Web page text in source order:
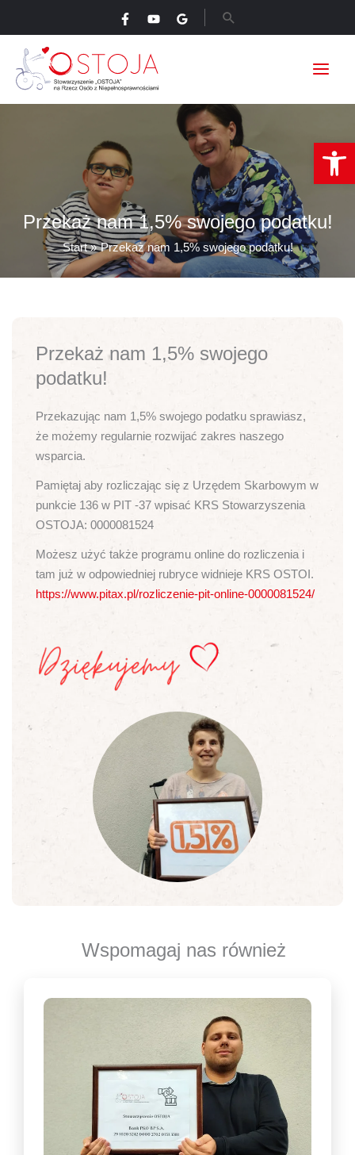
treści
Szukaj
Przekaż nam 1,5% swojego podatku!
Start Przekaż nam 1,5% swojego podatku!
Przekaż nam 1,5% swojego
podatku!
Przekazując nam 1,5% swojego podatku sprawiasz,
że możemy regularnie rozwijać zakres naszego
wsparcia.
Pamiętaj aby rozliczając się z Urzędem Skarbowym w
punkcie 136 w PIT -37 wpisać KRS Stowarzyszenia
OSTOJA: 0000081524
Możesz użyć także programu online do rozliczenia i
tam już w odpowiedniej rubryce widnieje KRS OSTOI.
https://www.pitax.pl/rozliczenie-pit-online-0000081524/
Wspomagaj nas również